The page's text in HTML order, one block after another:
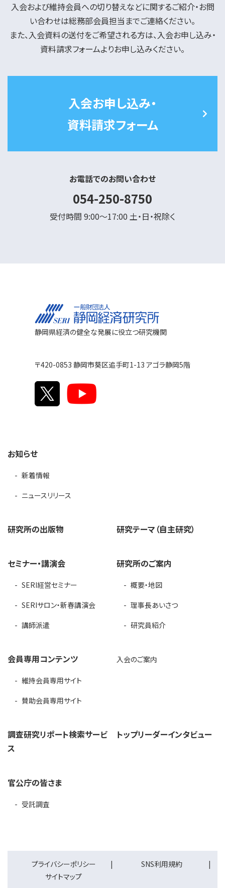
入会および維持会員への切り替えなどに関するご紹介・お問
い合わせは総務部会員担当までご連絡ください。
また、入会資料の送付をご希望される方は、入会お申し込み・
資料請求フォームよりお申し込みください。
入会お申し込み・
資料請求フォーム
お電話でのお問い合わせ
054-250-8750
受付時間 9:00～17:00 土・日・祝除く
静岡県経済の健全な発展に役立つ研究機関
〒420-0853 静岡市葵区追手町1-13 アゴラ静岡5階
お知らせ
新着情報
ニュースリリース
研究所の出版物 研究テーマ（自主研究）
セミナー・講演会
SERI経営セミナー
SERIサロン・新春講演会
講師派遣
研究所のご案内
概要・地図
理事長あいさつ
研究員紹介
会員専用コンテンツ
維持会員専用サイト
賛助会員専用サイト
入会のご案内
調査研究リポート検索サービ
ス
トップリーダーインタビュー
官公庁の皆さま
受託調査
プライバシーポリシー
SNS利用規約
サイトマップ